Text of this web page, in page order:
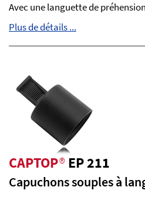
Avec une languette de
Plus de détails ...
CAPTOP®EP 211
Capuchons souples à